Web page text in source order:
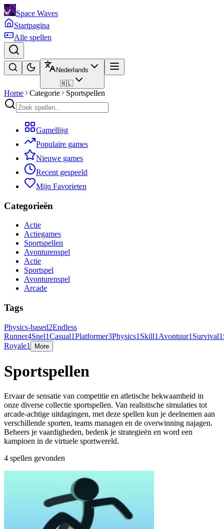
Space Waves
Startpagina
Alle spellen
Nederlands
🇳🇱
Home Categorie Sportspellen
Gamellijst
Populaire games
Nieuwe games
Recent gespeeld
Mijn Favorieten
Categorieën
Actie
Actiegames
Sportspellen
Avonturenspel
Actie
Sportspel
Avonturenspel
Arcade
Tags
Physics-based2Endless
Runner4Snel1Casual1Platformer3Physics1 Skill1 Avontuur1 Survival1
Royale1 More
Sportspellen
Ervaar de sensatie van competitie en atletische bekwaamheid in
onze diverse collectie sportspellen. Van realistische simulaties tot
arcade-achtige uitdagingen, met deze spellen kun je deelnemen aan
verschillende sporten, teams managen en de overwinning najagen.
Beheers je vaardigheden, bedenk je strategieën en word een
kampioen in de virtuele sportwereld.
4 spellen gevonden